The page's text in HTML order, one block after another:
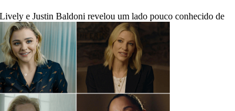
e Justin Baldoni revelou um lado pouco conhecido de